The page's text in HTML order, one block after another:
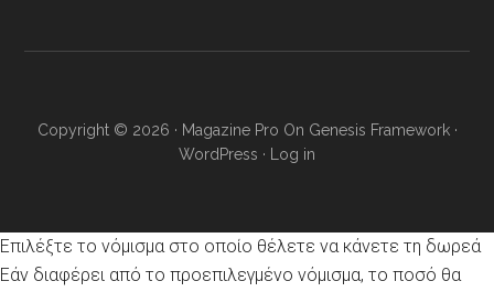
Copyright © 2026 · Magazine Pro On Genesis Framework·
WordPress · Log in
Επιλέξτε το νόμισμα στο οποίο θέλετε να κάνετε τη δωρεά
Εάν διαφέρει από το προεπιλεγμένο νόμισμα, το ποσό θα